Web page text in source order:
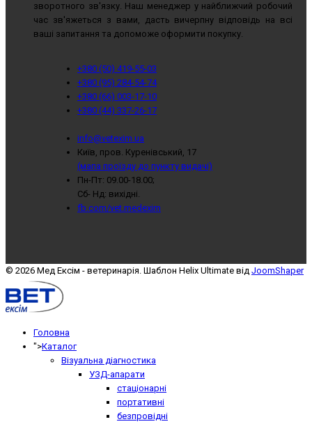
зворотного зв'язку. Наш менеджер у найближчий робочий
час зв'яжеться з вами, дасть вичерпну відповідь на всі
ваші запитання та допоможе оформити покупку.
+380 (50) 419-55-03
+380 (95) 284-54-74
+380 (66) 003-17-10
+380 (44) 337-26-17
info@vetexim.ua
Київ, пров. Куренівський, 17
(мапа проїзду до пункту видачі)
Пн-Пт: 09.00-18.00;
Сб- Нд: вихідні.
fb.com/vet.medexim
© 2026 Мед Ексім - ветеринарія. Шаблон Helix Ultimate від JoomShaper
Головна
">Каталог
Візуальна діагностика
УЗД-апарати
стаціонарні
портативні
безпровідні